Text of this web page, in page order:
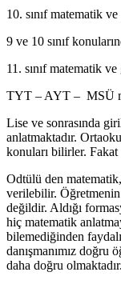
10. sınıf matematik
9 ve 10 sınıf
11. sınıf matematik
TYT – AYT – MSÜ
Lise ve sonrasında
anlatmaktadır.
konuları bilirler. Fakat
Odtülü den
verilebilir.
değildir. Aldığı
hiç matematik
bilemediğinden
danışmanımız doğru
daha doğru olmaktadır.